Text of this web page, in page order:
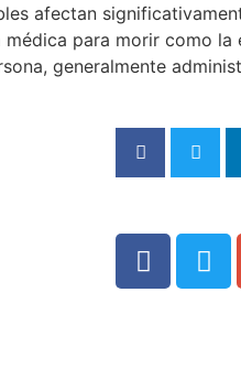
afectan
para morir como
generalmente